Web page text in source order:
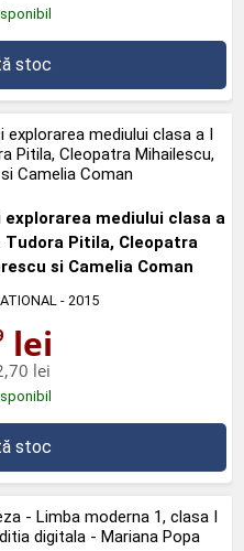
stoc
mediului clasa a
Tudora Pitila, Cleopatra
si Camelia Coman
- 2015
lei
lei
stoc